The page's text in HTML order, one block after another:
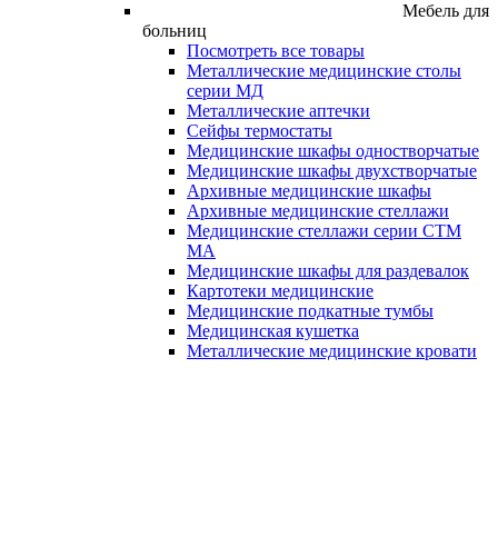
Мебель для
больниц
Посмотреть все товары
Металлические медицинские столы
серии МД
Металлические аптечки
Сейфы термостаты
Медицинские шкафы одностворчатые
Медицинские шкафы двухстворчатые
Архивные медицинские шкафы
Архивные медицинские стеллажи
Медицинские стеллажи серии СТМ
МА
Медицинские шкафы для раздевалок
Картотеки медицинские
Медицинские подкатные тумбы
Медицинская кушетка
Металлические медицинские кровати